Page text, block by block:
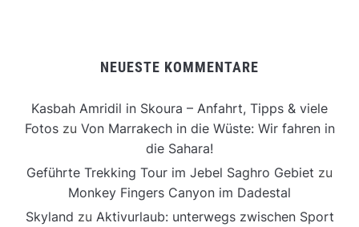
NEUESTE KOMMENTARE
Kasbah Amridil in Skoura – Anfahrt, Tipps & viele
Fotoszu Von Marrakech in die Wüste: Wir fahren in
die Sahara!
Geführte Trekking Tour im Jebel Saghro Gebiet zu
Monkey Fingers Canyon im Dadestal
Skyland zu Aktivurlaub: unterwegs zwischen Sport